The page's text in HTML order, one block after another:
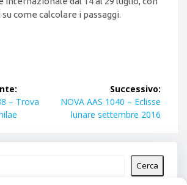
come calcolare i passaggi.
– Trova
Successivo:
Articolo
successivo:
NOVA AAS 1040 – Eclisse
lunare settembre 2016
Cerca